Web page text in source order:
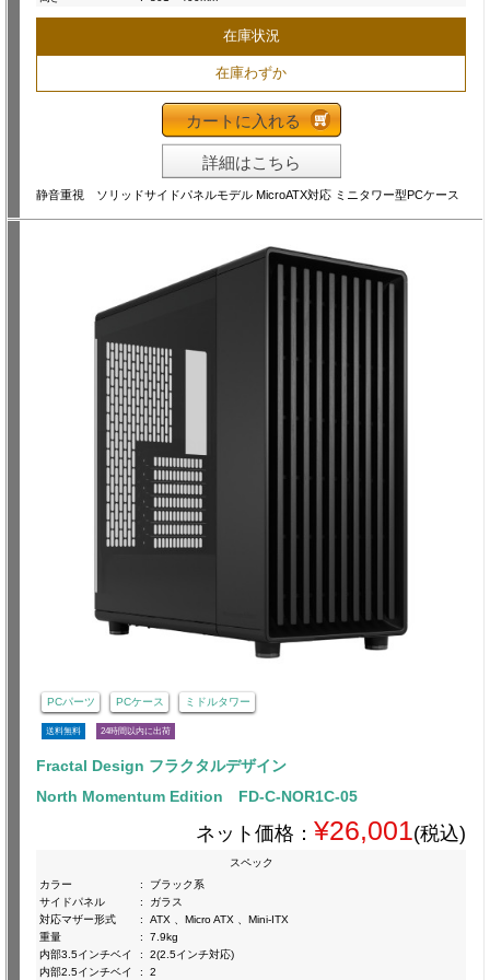
在庫状況
在庫わずか
カートに入れる
詳細はこちら
静音重視 ソリッドサイドパネルモデル MicroATX対応 ミニタワー型PCケース
PCパーツ PCケース ミドルタワー
送料無料 24時間以内に出荷
Fractal Design フラクタルデザイン
North Momentum Edition FD-C-NOR1C-05
ネット価格： ¥26,001 (税込)
スペック
カラー
:
ブラック系
サイドパネル
:
ガラス
対応マザー形式
:
ATX 、Micro ATX 、Mini-ITX
重量
:
7.9kg
内部3.5インチベイ
:
2(2.5インチ対応)
内部2.5インチベイ
: 2